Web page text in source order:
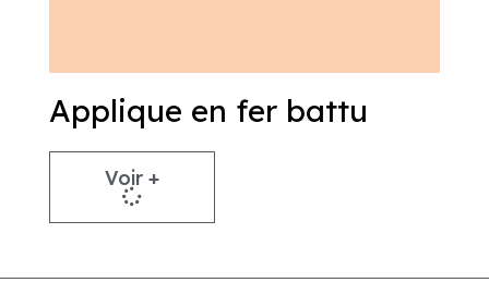
Applique en fer battu
Voir +